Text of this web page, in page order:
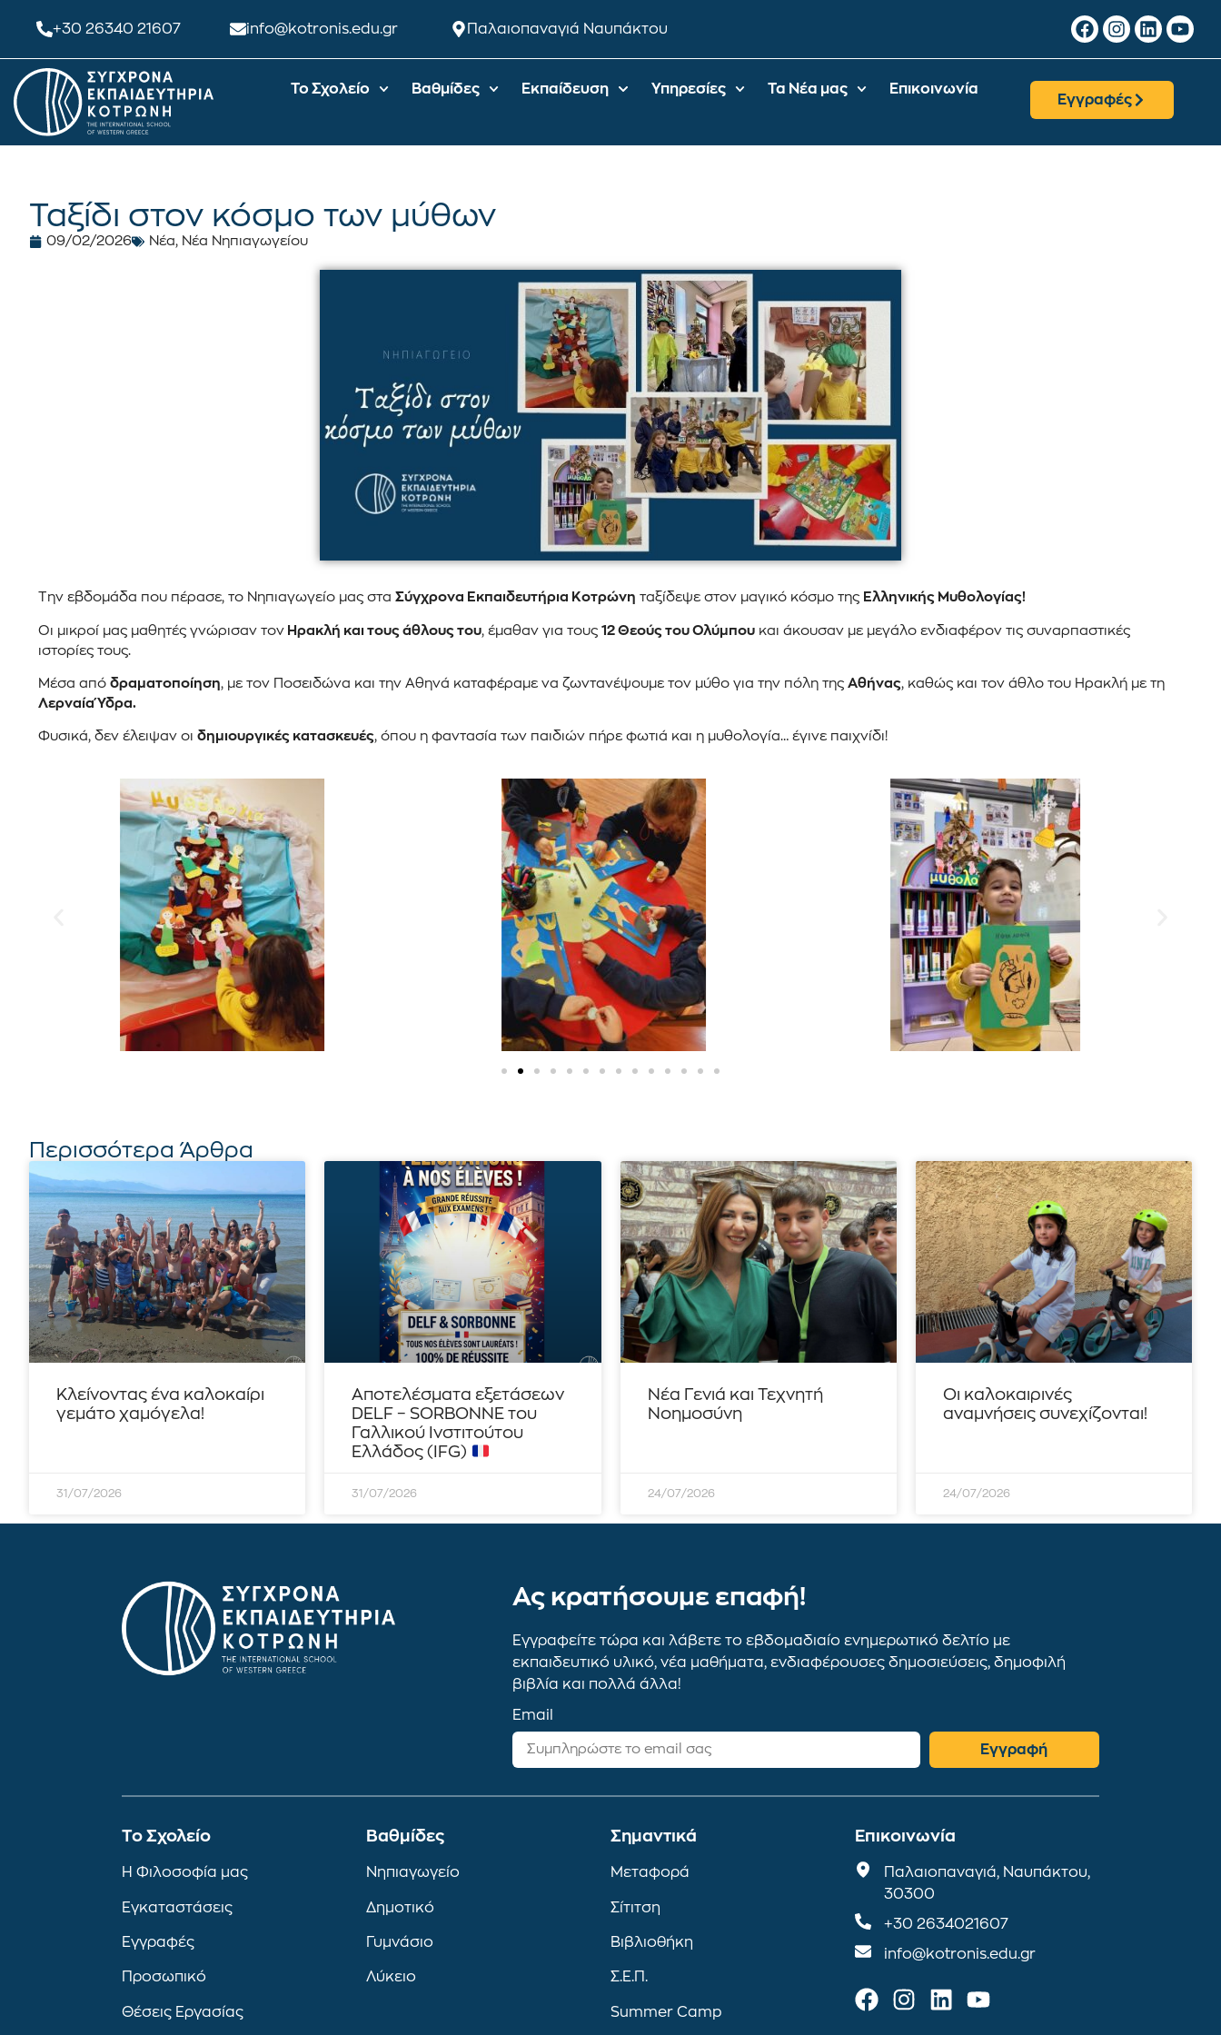
+30 26340 21607 info@kotronis.edu.gr Παλαιοπαναγιά Ναυπάκτου
Το Σχολείο Βαθμίδες Εκπαίδευση Υπηρεσίες Τα Νέα μας Επικοινωνία
Εγγραφές
Ταξίδι στον κόσμο των μύθων
09/02/2026 Νέα, Νέα Νηπιαγωγείου
Την εβδομάδα που πέρασε, το Νηπιαγωγείο μας στα Σύγχρονα Εκπαιδευτήρια Κοτρώνη ταξίδεψε στον μαγικό κόσμο της Ελληνικής Μυθολογίας!
Οι μικροί μας μαθητές γνώρισαν τον Ηρακλή και τους άθλους του, έμαθαν για τους 12 Θεούς του Ολύμπου και άκουσαν με μεγάλο ενδιαφέρον τις συναρπαστικές
ιστορίες τους.
Μέσα από δραματοποίηση, με τον Ποσειδώνα και την Αθηνά καταφέραμε να ζωντανέψουμε τον μύθο για την πόλη της Αθήνας, καθώς και τον άθλο του Ηρακλή με τη
Λερναία Ύδρα.
Φυσικά, δεν έλειψαν οι δημιουργικές κατασκευές, όπου η φαντασία των παιδιών πήρε φωτιά και η μυθολογία… έγινε παιχνίδι!
Περισσότερα Άρθρα
Κλείνοντας ένα καλοκαίρι
γεμάτο χαμόγελα!
31/07/2026
Αποτελέσματα εξετάσεων
DELF – SORBONNE του
Γαλλικού Ινστιτούτου
Ελλάδος (IFG)
31/07/2026
Νέα Γενιά και Τεχνητή
Νοημοσύνη
24/07/2026
Οι καλοκαιρινές
αναμνήσεις συνεχίζονται!
24/07/2026
Ας κρατήσουμε επαφή!
Εγγραφείτε τώρα και λάβετε το εβδομαδιαίο ενημερωτικό δελτίο με
εκπαιδευτικό υλικό, νέα μαθήματα, ενδιαφέρουσες δημοσιεύσεις, δημοφιλή
βιβλία και πολλά άλλα!
Email
Εγγραφή
To Σχολείο
Η Φιλοσοφία μας
Εγκαταστάσεις
Εγγραφές
Προσωπικό
Θέσεις Εργασίας
Βαθμίδες
Νηπιαγωγείο
Δημοτικό
Γυμνάσιο
Λύκειο
Σημαντικά
Μεταφορά
Σίτιτση
Βιβλιοθήκη
Σ.Ε.Π.
Summer Camp
Επικοινωνία
Παλαιοπαναγιά, Ναυπάκτου,
30300
+30 2634021607
info@kotronis.edu.gr